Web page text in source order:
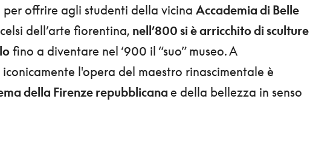
per offrire agli studenti della vicina Accademia di Belle
dell’arte fiorentina, nell’800 si è arricchito di sculture
fino a diventare nel ‘900 il “suo” museo. A
l'opera del maestro rinascimentale è
della Firenze repubblicana e della bellezza in senso